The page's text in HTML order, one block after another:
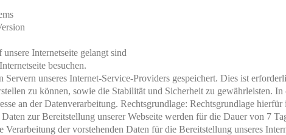
Internetseite gelangt sind
besuchen.
unseres Internet-Service-Providers gespeichert. Dies ist
zu können, sowie die Stabilität und Sicherheit zu gewährleisten. In
an der Datenverarbeitung. Rechtsgrundlage: Rechtsgrundlage
zur Bereitstellung unserer Webseite werden für die Dauer von 7
der vorstehenden Daten für die Bereitstellung unseres